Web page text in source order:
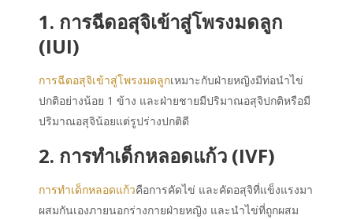
1. การฉีดอสุจิเข้าสู่โพรงมดลูก
(IUI)
การฉีดอสุจิเข้าสู่โพรงมดลูกเหมาะกับฝ่ายหญิงมีท่อนำไข่
ปกติอย่างน้อย 1 ข้าง และฝ่ายชายมีปริมาณอสุจิปกติหรือมี
ปริมาณอสุจิน้อยแต่รูปร่างปกติดี
2. การทำเด็กหลอดแก้ว (IVF)
การทำเด็กหลอดแก้วคือการคัดไข่ และคัดอสุจิที่แข็งแรงมา
ผสมกันเองภายนอกร่างกายฝ่ายหญิง และนำไข่ที่ถูกผสม